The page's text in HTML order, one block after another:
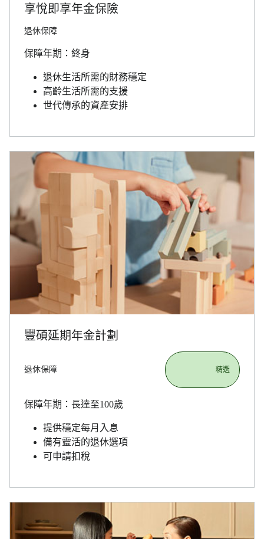
享悅即享年金保險
退休保障
保障年期：終身
退休生活所需的財務穩定
高齡生活所需的支援
世代傳承的資產安排
豐碩延期年金計劃
退休保障
保障年期：長達至100歲
提供穩定每月入息
備有靈活的退休選項
可申請扣稅